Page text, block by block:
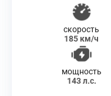
скорость
185 км/ч
мощность
143 л.с.